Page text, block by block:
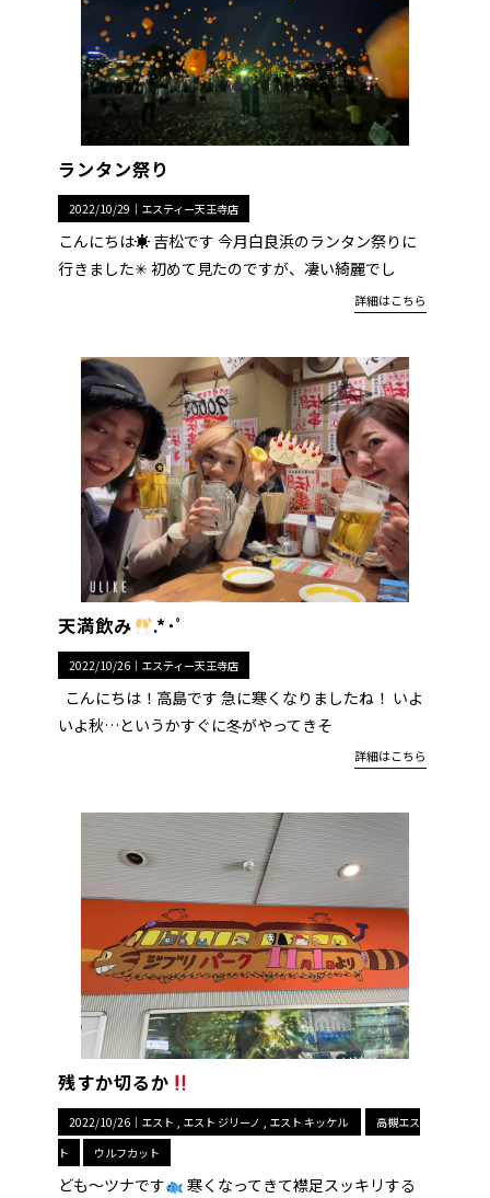
ランタン祭り
2022/10/29｜ エスティー天王寺店
こんにちは☀︎ 吉松です 今月白良浜のランタン祭りに
行きました✳︎ 初めて見たのですが、凄い綺麗でし
詳細はこちら
天満飲み .*･ﾟ
2022/10/26｜ エスティー天王寺店
こんにちは！高島です 急に寒くなりましたね！ いよ
いよ秋…というかすぐに冬がやってきそ
詳細はこちら
残すか切るか
2022/10/26｜ エスト エスト ジリーノ エスト キッケル
高槻エス
ト
ウルフカット
ども〜ツナです 寒くなってきて襟足スッキリする